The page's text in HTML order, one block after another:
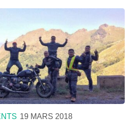
19 MARS 2018